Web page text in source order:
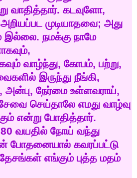
வாதித்தார். கடவுளோ,
அறியப்பட முடியாதவை; அது
இல்லை. நமக்கு நாமே
,
வாழ்ந்து, கோபம், பற்று,
இருந்து நீங்கி,
, அன்பு, நேர்மை உள்ளவராய்,
செய்தாலே எமது வாழ்வு
என்று போதித்தார்.
80 வயதில் நோய் வந்து
போதனையால் கவரப்பட்டு
எங்கும் புத்த மதம்